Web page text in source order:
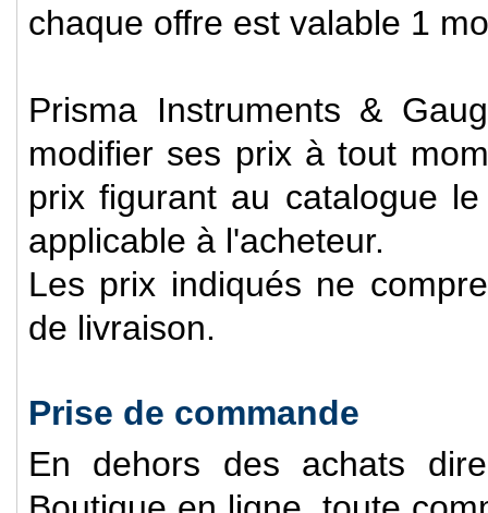
chaque offre est valable 1
Prisma Instruments &
modifier ses prix à tout
prix figurant au catalogue
applicable à l'acheteur.
Les prix indiqués ne
de livraison.
Prise de commande
En dehors des achats